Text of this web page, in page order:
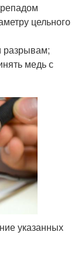
цельного
разрывам;
медь с
указанных